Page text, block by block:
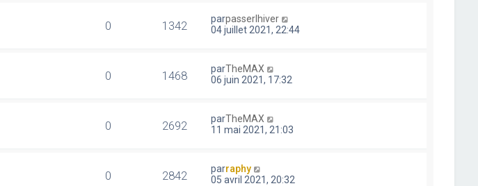
0 1342 parpasserlhiver
04 juillet 2021, 22:44
0 1468 parTheMAX
06 juin 2021, 17:32
0 2692 parTheMAX
11 mai 2021, 21:03
0 2842 parraphy
05 avril 2021, 20:32